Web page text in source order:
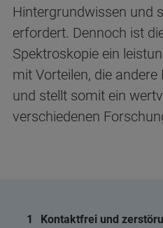
Hintergrundwissen und
erfordert. Dennoch ist
Spektroskopie ein
mit Vorteilen, die
und stellt somit ein
verschiedenen
Kontaktfrei und